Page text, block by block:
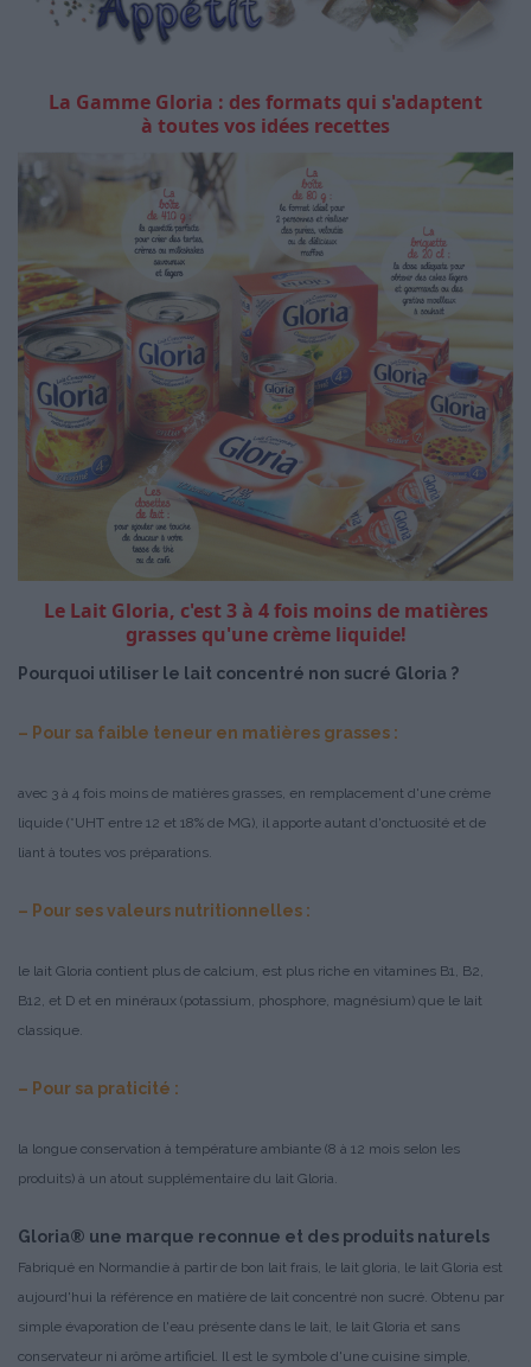
La Gamme Gloria : des formats qui s'adaptent
à toutes vos idées recettes
Le Lait Gloria, c'est 3 à 4 fois moins de matières
grasses qu'une crème liquide!
Pourquoi utiliser le lait concentré non sucré Gloria ?
– Pour sa faible teneur en matières grasses :
avec 3 à 4 fois moins de matières grasses, en remplacement d'une crème
liquide (*UHT entre 12 et 18% de MG), il apporte autant d'onctuosité et de
liant à toutes vos préparations.
– Pour ses valeurs nutritionnelles :
le lait Gloria contient plus de calcium, est plus riche en vitamines B1, B2,
B12, et D et en minéraux (potassium, phosphore, magnésium) que le lait
classique.
– Pour sa praticité :
la longue conservation à température ambiante (8 à 12 mois selon les
produits) à un atout supplémentaire du lait Gloria.
Gloria® une marque reconnue et des produits naturels
Fabriqué en Normandie à partir de bon lait frais, le lait gloria, le lait Gloria est
aujourd'hui la référence en matière de lait concentré non sucré. Obtenu par
simple évaporation de l'eau présente dans le lait, le lait Gloria et sans
conservateur ni arôme artificiel. Il est le symbole d'une cuisine simple,